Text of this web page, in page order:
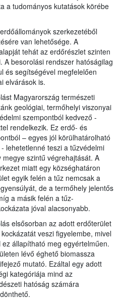
a tudományos kutatások körébe
szerkezetéből
van lehetősége. A
tehát az erdőrészlet szinten
A besorolási rendszer hatóságilag
és segítségével megfelelően
elvárások is.
Magyarország természeti
geológiai, termőhelyi viszonyai
szempontból kedvező -
rendelkezik. Ez erdő- és
– egyes jól körülhatárolható
lehetetlenné teszi a tűzvédelmi
szintű végrehajtását. A
miatt egy községhatáron
egyik felén a tűz nemcsak a
de a termőhely jelentős
a másik felén a tűz-
jóval alacsonyabb.
elsősorban az adott erdőterület
veszi figyelembe, mivel
állapítható meg egyértelműen.
lévő éghető biomassza
mutató. Ezáltal egy adott
kategóriája mind az
hatóság számára